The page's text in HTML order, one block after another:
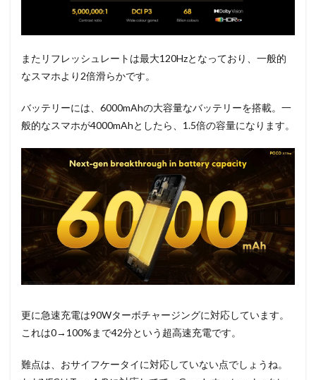
またリフレッシュレートは最大120Hzとなっており、一般的
なスマホより2倍滑らかです。
バッテリーには、6000mAhの大容量なバッテリーを搭載。一
般的なスマホが4000mAhとしたら、1.5倍の容量になります。
更に急速充電は90Wターボチャージングに対応しています。
これは0→100%まで42分という超高速充電です。
難点は、おサイフケータイに対応していない点でしょうね。